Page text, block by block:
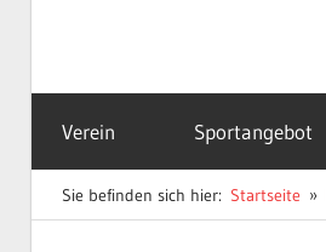
Sportverein
in
Frankenthal
Verein Sportangebot
Sie befinden sich hier: Startseite